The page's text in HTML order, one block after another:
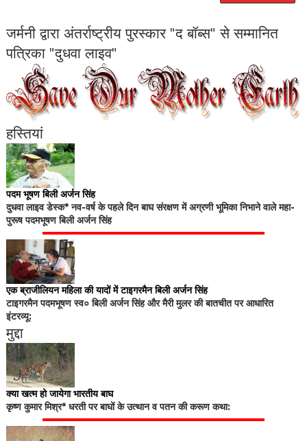
जर्मनी द्वारा अंतर्राष्ट्रीय पुरस्कार "द बॉब्स" से सम्मानित
पत्रिका "दुधवा लाइव"
हस्तियां
पदम भूषण बिली अर्जन सिंह
दुधवा लाइव डेस्क* नव-वर्ष के पहले दिन बाघ संरक्षण में अग्रणी भूमिका निभाने वाले महा-
पुरूष पदमभूषण बिली अर्जन सिंह
एक ब्राजीलियन महिला की यादों में टाइगरमैन बिली अर्जन सिंह
टाइगरमैन पदमभूषण स्व० बिली अर्जन सिंह और मैरी मुलर की बातचीत पर आधारित
इंटरव्यू:
मुद्दा
क्या खत्म हो जायेगा भारतीय बाघ
कृष्ण कुमार मिश्र* धरती पर बाघों के उत्थान व पतन की करूण कथा: